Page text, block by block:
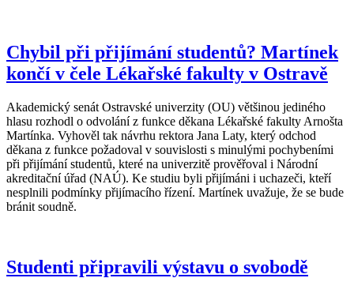
Chybil při přijímání studentů? Martínek
končí v čele Lékařské fakulty v Ostravě
Akademický senát Ostravské univerzity (OU) většinou jediného
hlasu rozhodl o odvolání z funkce děkana Lékařské fakulty Arnošta
Martínka. Vyhověl tak návrhu rektora Jana Laty, který odchod
děkana z funkce požadoval v souvislosti s minulými pochybeními
při přijímání studentů, které na univerzitě prověřoval i Národní
akreditační úřad (NAÚ). Ke studiu byli přijímáni i uchazeči, kteří
nesplnili podmínky přijímacího řízení. Martínek uvažuje, že se bude
bránit soudně.
Studenti připravili výstavu o svobodě